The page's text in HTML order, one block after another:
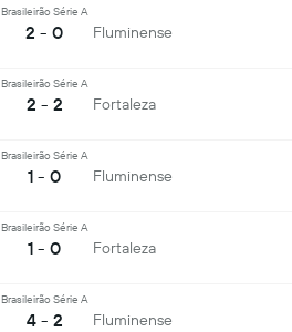
Brasileirão Série A
2 - 0 Fluminense
Brasileirão Série A
2 - 2 Fortaleza
Brasileirão Série A
1 - 0 Fluminense
Brasileirão Série A
1 - 0 Fortaleza
Brasileirão Série A
4 - 2 Fluminense